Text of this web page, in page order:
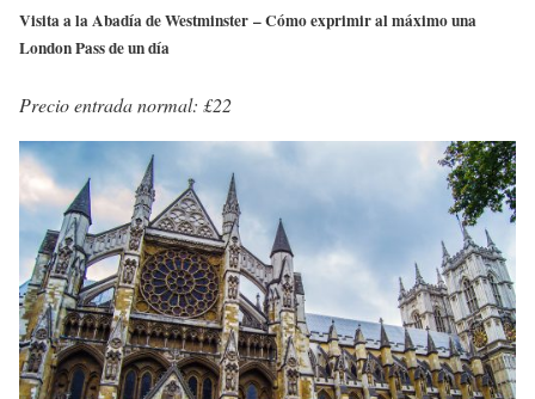
Visita a la Abadía de Westminster – Cómo exprimir al máximo una
London Pass de un día
Precio entrada normal: £22